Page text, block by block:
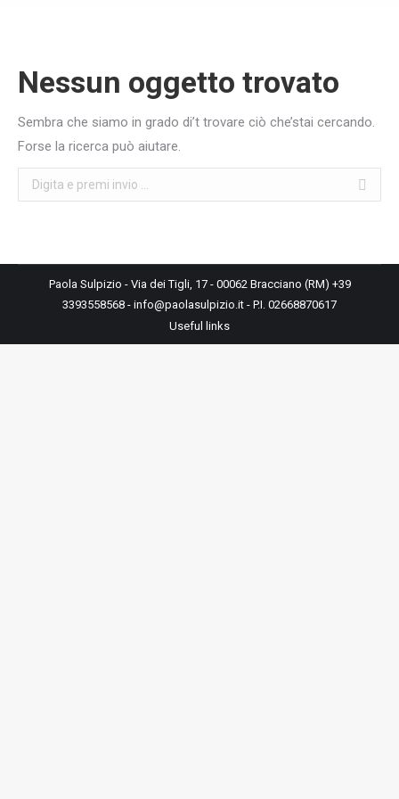
Nessun oggetto trovato
Sembra che siamo in grado di’t trovare ciò che’stai cercando.
Forse la ricerca può aiutare.
Cerca
Paola Sulpizio - Via dei Tigli, 17 - 00062 Bracciano (RM) +39
3393558568 - info@paolasulpizio.it - P.I. 02668870617
Useful links